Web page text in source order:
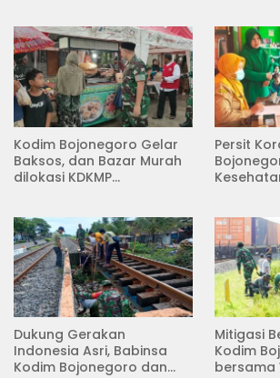
Kodim Bojonegoro Gelar
Baksos, dan Bazar Murah
dilokasi KDKMP
Persit
Dukung Gerakan
Indonesia Asri, Babinsa
Kodim Bojonegoro dan
Mitigasi
Kodim
bersama